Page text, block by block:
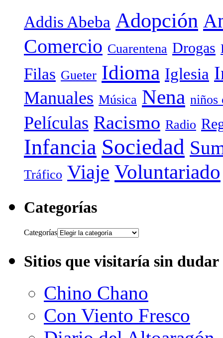
Addis Abeba Adopción
Comercio Cuarentena Drogas
Filas Gueter Idioma Iglesia
Manuales Música Nena niños
Películas Racismo Radio
Infancia Sociedad
Tráfico Viaje Voluntariado
Categorías
Categorías
Sitios que visitaría sin dudar
Chino Chano
Con Viento Fresco